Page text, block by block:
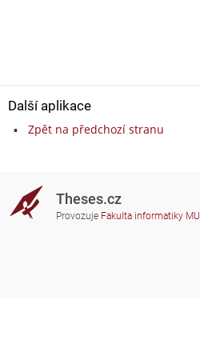
Další aplikace
Zpět na předchozí stranu
Theses.cz
Provozuje Fakulta informatiky MU